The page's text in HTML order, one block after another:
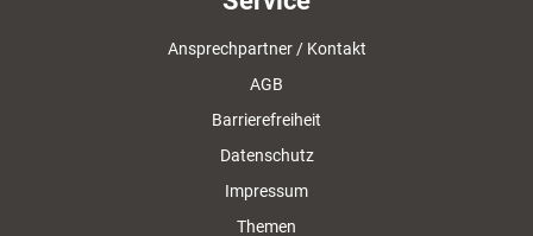
Ansprechpartner / Kontakt
AGB
Barrierefreiheit
Datenschutz
Impressum
Themen